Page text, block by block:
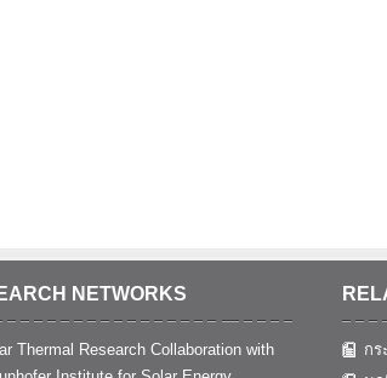
NETWORKS
Thermal Research Collaboration with
กร